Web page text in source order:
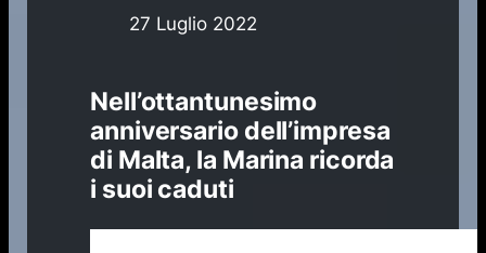
27 Luglio 2022
Nell’ottantunesimo
anniversario dell’impresa
di Malta, la Marina ricorda
i suoi caduti